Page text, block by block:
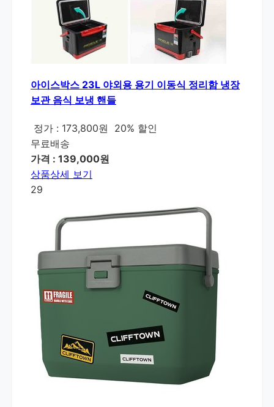
아이스박스 23L 야외용 용기 이동식 정리함 냉장
보관 음식 보냉 핸들
정가 : 173,800원
20% 할인
무료배송
가격 : 139,000원
상품상세 보기
29